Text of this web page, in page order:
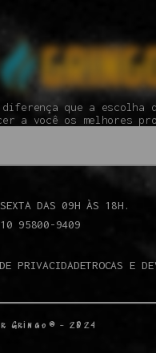
diferença que a
a você os melhores
DAS 09H ÀS 18H.
95800-9409
PRIVACIDADETROCAS E
Gringo® - 2024